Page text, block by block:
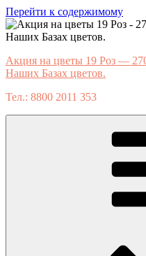
Перейти к содержимому
Акция на цветы 19 Роз —
Наших Базах цветов.
Тел.: 8800 2011 353